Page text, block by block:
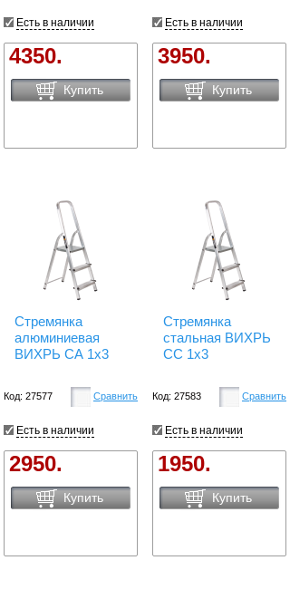
Есть в наличии
4350.
Купить
Есть в наличии
3950.
Купить
Стремянка
алюминиевая
ВИХРЬ СА 1х3
Код: 27577 Сравнить
Есть в наличии
2950.
Купить
Стремянка
стальная ВИХРЬ
СС 1х3
Код: 27583 Сравнить
Есть в наличии
1950.
Купить